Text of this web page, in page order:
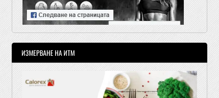
ИЗМЕРВАНЕ НА ИТМ